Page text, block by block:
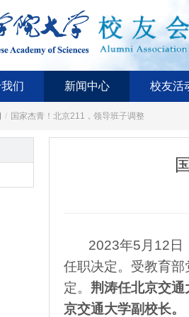
们 新闻中心 校友活
/ 国家杰青！北京211，领导班子调整
2023年5月12日，
任职决定。受教育
定。荆涛任北京交
京交通大学副校长。